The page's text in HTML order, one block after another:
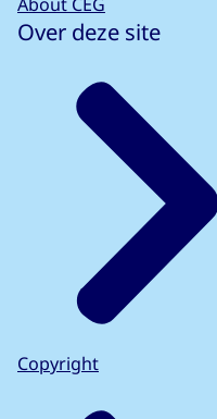
Over deze site
Copyright